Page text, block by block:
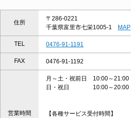
住所
〒286-0221
千葉県富里市七栄1005-1
MAP
TEL 0476-91-1191
FAX 0476-91-1192
営業時間
月～土・祝前日 10:00～21:00
日・祝日 10:00～20:00
【各種サービス受付時間】